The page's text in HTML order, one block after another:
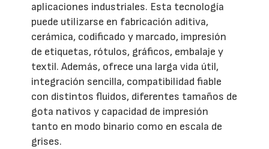
aplicaciones industriales. Esta tecnología
puede utilizarse en fabricación aditiva,
cerámica, codificado y marcado, impresión
de etiquetas, rótulos, gráficos, embalaje y
textil. Además, ofrece una larga vida útil,
integración sencilla, compatibilidad fiable
con distintos fluidos, diferentes tamaños de
gota nativos y capacidad de impresión
tanto en modo binario como en escala de
grises.